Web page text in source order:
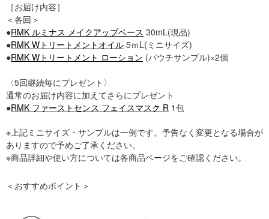
［お届け内容］
＜各回＞
●RMK ルミナス メイクアップベース 30mL(現品)
●RMK Wトリートメントオイル 5ｍL(ミニサイズ)
●RMK Wトリートメント ローション (パウチサンプル)×2個
〈5回継続毎にプレゼント〉
通常のお届け内容に加えてさらにプレゼント
●RMK ファーストセンス フェイスマスク R 1包
※上記ミニサイズ・サンプルは一例です。予告なく変更となる場合が
ありますので予めご了承ください。
※商品詳細や使い方については各商品ページをご確認ください。
＜おすすめポイント＞